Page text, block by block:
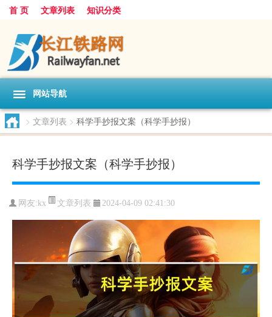
首 页 文章列表 知识分类
网站导航
> 文章列表 > 科学手抄报文案（科学手抄报）
科学手抄报文案（科学手抄报）
网友: kx 文章列表 2024-04-09 02:41:30